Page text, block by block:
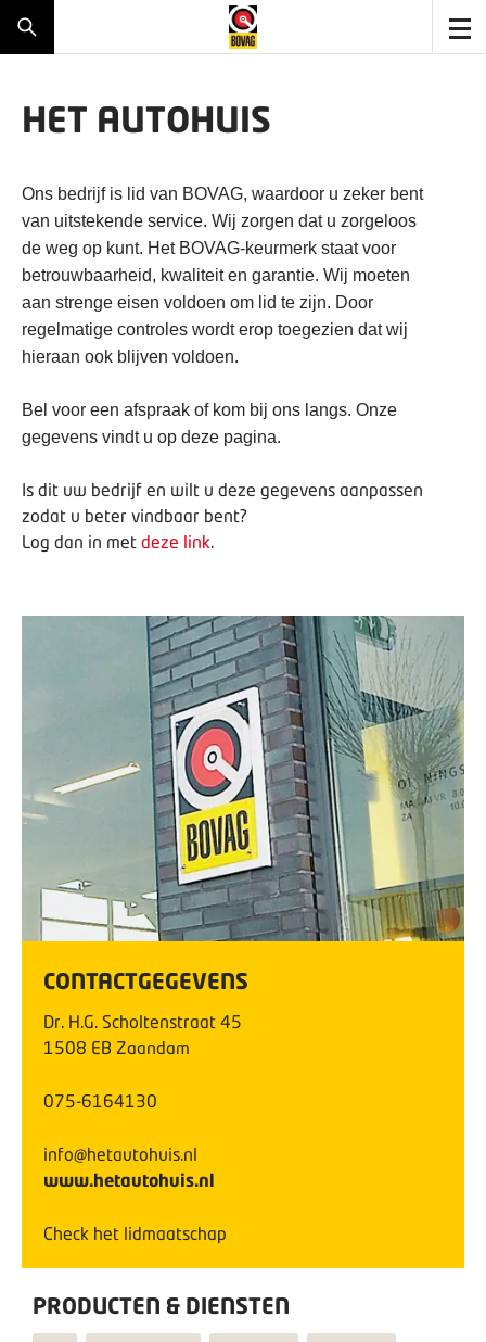
HET AUTOHUIS
Ons bedrijf is lid van BOVAG, waardoor u zeker bent
van uitstekende service. Wij zorgen dat u zorgeloos
de weg op kunt. Het BOVAG-keurmerk staat voor
betrouwbaarheid, kwaliteit en garantie. Wij moeten
aan strenge eisen voldoen om lid te zijn. Door
regelmatige controles wordt erop toegezien dat wij
hieraan ook blijven voldoen.
Bel voor een afspraak of kom bij ons langs. Onze
gegevens vindt u op deze pagina.
Is dit uw bedrijf en wilt u deze gegevens aanpassen
zodat u beter vindbaar bent?
Log dan in met deze link.
CONTACTGEGEVENS
Dr. H.G. Scholtenstraat 45
1508 EB Zaandam
075-6164130
info@hetautohuis.nl
www.hetautohuis.nl
Check het lidmaatschap
PRODUCTEN & DIENSTEN